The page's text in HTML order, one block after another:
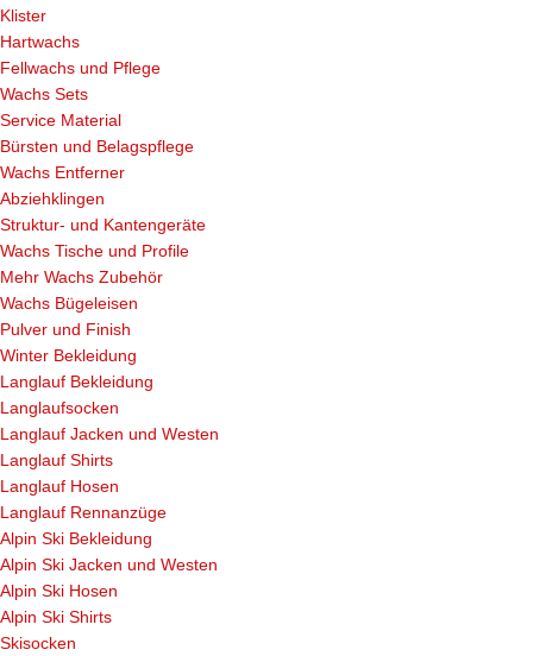
Klister
Hartwachs
Fellwachs und Pflege
Wachs Sets
Service Material
Bürsten und Belagspflege
Wachs Entferner
Abziehklingen
Struktur- und Kantengeräte
Wachs Tische und Profile
Mehr Wachs Zubehör
Wachs Bügeleisen
Pulver und Finish
Winter Bekleidung
Langlauf Bekleidung
Langlaufsocken
Langlauf Jacken und Westen
Langlauf Shirts
Langlauf Hosen
Langlauf Rennanzüge
Alpin Ski Bekleidung
Alpin Ski Jacken und Westen
Alpin Ski Hosen
Alpin Ski Shirts
Skisocken